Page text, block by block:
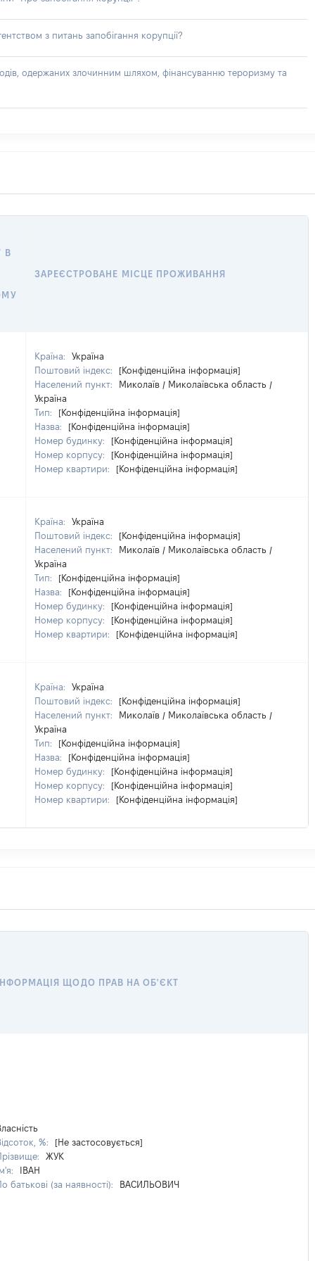
з питань запобігання корупції?
одержаних злочинним шляхом, фінансуванню тероризму та
В
ЗАРЕЄСТРОВАНЕ МІСЦЕ ПРОЖИВАННЯ
Країна:
Україна
Поштовий індекс:
[Конфіденційна інформація]
Населений пункт:
Миколаїв / Миколаївська область /
Україна
Тип:
[Конфіденційна інформація]
Назва:
[Конфіденційна інформація]
Номер будинку:
[Конфіденційна інформація]
Номер корпусу:
[Конфіденційна інформація]
Номер квартири:
[Конфіденційна інформація]
Країна:
Україна
Поштовий індекс:
[Конфіденційна інформація]
Населений пункт:
Миколаїв / Миколаївська область /
Україна
Тип:
[Конфіденційна інформація]
Назва:
[Конфіденційна інформація]
Номер будинку:
[Конфіденційна інформація]
Номер корпусу:
[Конфіденційна інформація]
Номер квартири:
[Конфіденційна інформація]
Країна:
Україна
Поштовий індекс:
[Конфіденційна інформація]
Населений пункт:
Миколаїв / Миколаївська область /
Україна
Тип:
[Конфіденційна інформація]
Назва:
[Конфіденційна інформація]
Номер будинку:
[Конфіденційна інформація]
Номер корпусу:
[Конфіденційна інформація]
Номер квартири:
[Конфіденційна інформація]
ІНФОРМАЦІЯ ЩОДО ПРАВ НА ОБ'ЄКТ
%:
[Не застосовується]
ЖУК
Ім'я:
ІВАН
батькові (за наявності):
ВАСИЛЬОВИЧ